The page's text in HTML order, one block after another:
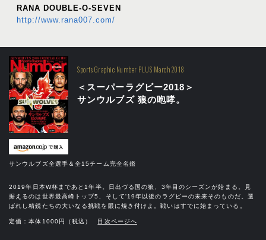
RANA DOUBLE-O-SEVEN
http://www.rana007.com/
Sports Graphic Number PLUS March 2018
＜スーパーラグビー2018＞
サンウルブズ 狼の咆哮。
サンウルブズ全選手＆全15チーム完全名鑑
2019年日本W杯まであと1年半。日出づる国の狼、3年目のシーズンが始まる。見
据えるのは世界最高峰トップ5、そして'19年以後のラグビーの未来そのものだ。選
ばれし精鋭たちの大いなる挑戦を眼に焼き付けよ。戦いはすでに始まっている。
定価：本体1000円（税込） 目次ページへ